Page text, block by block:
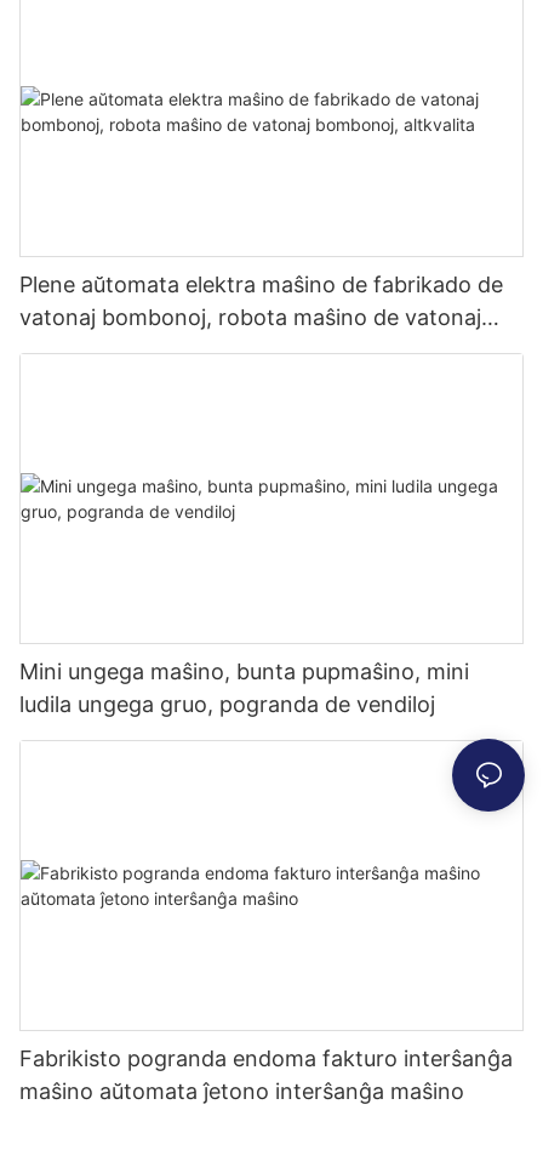
Plene aŭtomata elektra maŝino de fabrikado de
vatonaj bombonoj, robota maŝino de vatonaj
bombonoj, altkvalita
Mini ungega maŝino, bunta pupmaŝino, mini
ludila ungega gruo, pogranda de vendiloj
Fabrikisto pogranda endoma fakturo interŝanĝa
maŝino aŭtomata ĵetono interŝanĝa maŝino